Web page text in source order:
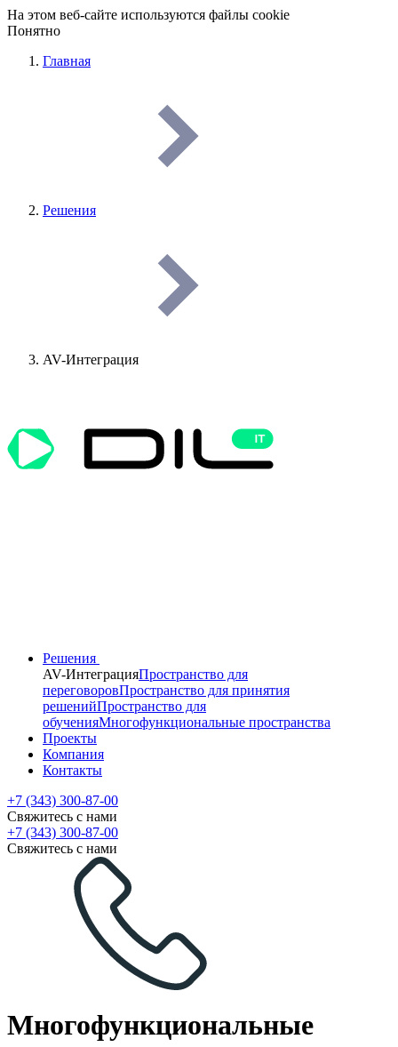
На этом веб-сайте используются файлы cookie
Понятно
Главная
Решения
AV-Интеграция
Решения
AV-ИнтеграцияПространство для
переговоровПространство для принятия
решенийПространство для
обученияМногофункциональные пространства
Проекты
Компания
Контакты
+7 (343) 300-87-00
Свяжитесь с нами
+7 (343) 300-87-00
Свяжитесь с нами
Многофункциональные